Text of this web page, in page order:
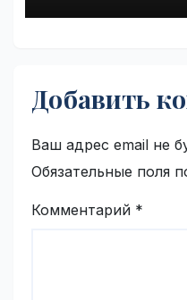
Добавить
Ваш адрес email не
Обязательные поля
Комментарий *